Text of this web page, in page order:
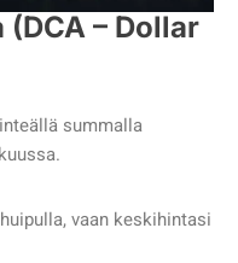
– Dollar
summalla
vaan keskihintasi